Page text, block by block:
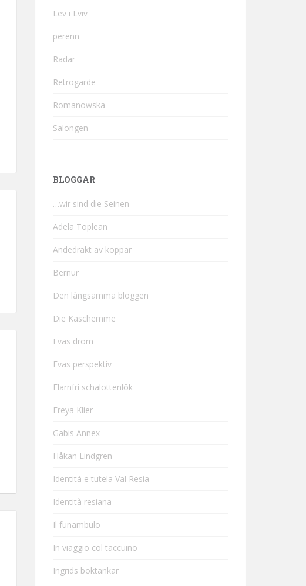
Lev i Lviv
perenn
Radar
Retrogarde
Romanowska
Salongen
BLOGGAR
…wir sind die Seinen
Adela Toplean
Andedräkt av koppar
Bernur
Den långsamma bloggen
Die Kaschemme
Evas dröm
Evas perspektiv
Flarnfri schalottenlök
Freya Klier
Gabis Annex
Håkan Lindgren
Identità e tutela Val Resia
Identità resiana
Il funambulo
In viaggio col taccuino
Ingrids boktankar